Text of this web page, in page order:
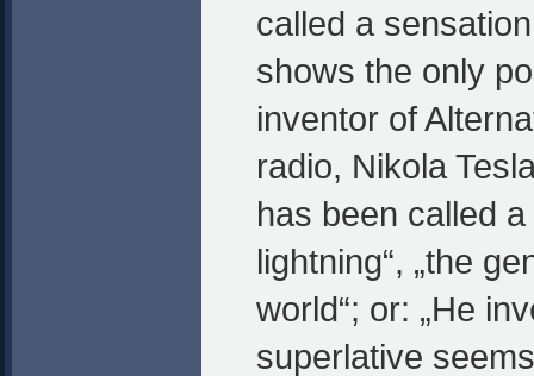
called a
shows the only
inventor of
radio, Nikola
has been called a
lightning“, „the
world“; or: „He
superlative